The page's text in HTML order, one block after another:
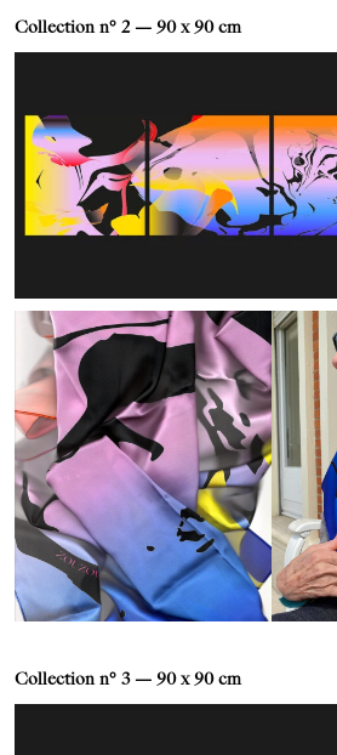
Collection n° 2 — 90 x 90 cm
Collection n° 3 — 90 x 90 cm